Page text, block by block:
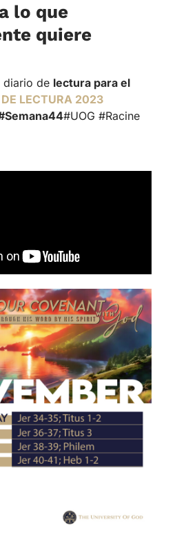
lo que
quiere
diario de lectura para el
LECTURA 2023
#UOG #Racine